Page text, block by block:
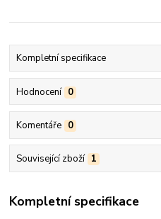
Kompletní specifikace
Hodnocení 0
Komentáře 0
Související zboží 1
Kompletní specifikace